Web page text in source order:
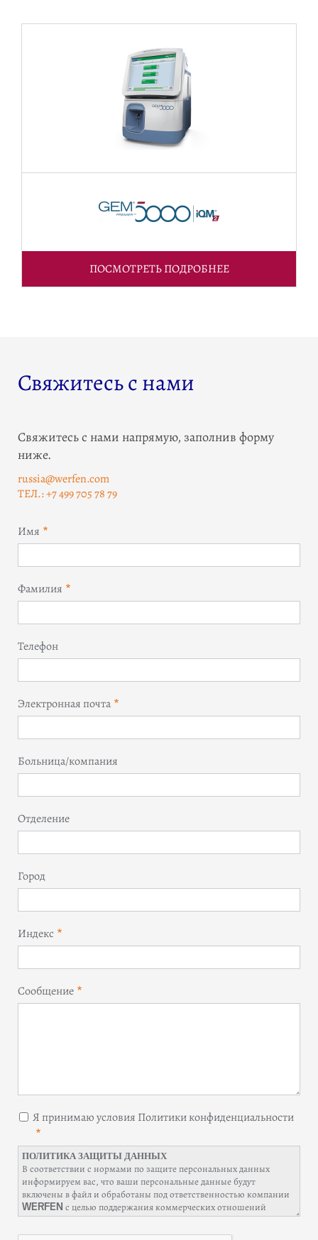
ПОСМОТРЕТЬ ПОДРОБНЕЕ
Свяжитесь с нами
Свяжитесь с нами напрямую, заполнив форму
ниже.
russia@werfen.com
ТЕЛ.: +7 499 705 78 79
Имя
Фамилия
Телефон
Электронная почта
Больница/компания
Отделение
Город
Индекс
Сообщение
Я принимаю условия Политики конфиденциальности
ПОЛИТИКА ЗАЩИТЫ ДАННЫХ
В соответствии с нормами по защите персональных данных
информируем вас, что ваши персональные данные будут
включены в файл и обработаны под ответственностью компании
WERFEN с целью поддержания коммерческих отношений
(управление заказами и/или выставление счетов, рассылка
уведомлений о продуктах, ведение деловых отношений, включая